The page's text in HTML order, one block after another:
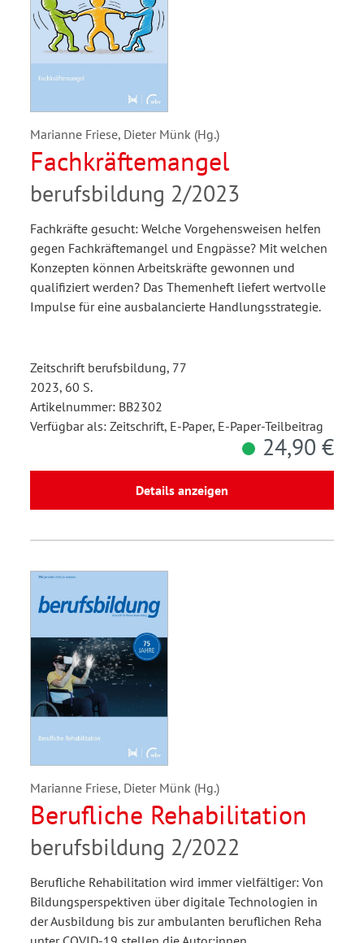
Marianne Friese, Dieter Münk (Hg.)
Fachkräftemangel
berufsbildung 2/2023
Fachkräfte gesucht: Welche Vorgehensweisen helfen
gegen Fachkräftemangel und Engpässe? Mit welchen
Konzepten können Arbeitskräfte gewonnen und
qualifiziert werden? Das Themenheft liefert wertvolle
Impulse für eine ausbalancierte Handlungsstrategie.
Zeitschrift berufsbildung, 77
2023, 60 S.
Artikelnummer: BB2302
Verfügbar als: Zeitschrift, E-Paper, E-Paper-Teilbeitrag
24,90 €
Details anzeigen
Marianne Friese, Dieter Münk (Hg.)
Berufliche Rehabilitation
berufsbildung 2/2022
Berufliche Rehabilitation wird immer vielfältiger: Von
Bildungsperspektiven über digitale Technologien in
der Ausbildung bis zur ambulanten beruflichen Reha